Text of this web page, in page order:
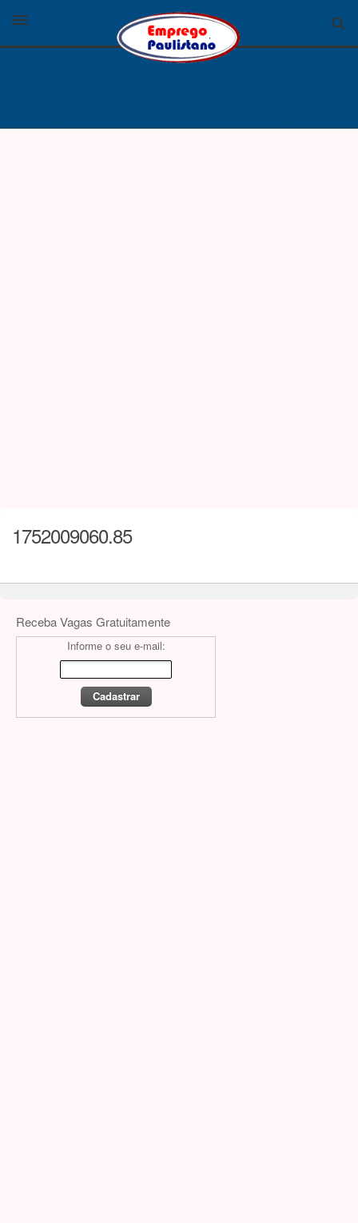
1752009060.85
Receba Vagas Gratuitamente
Informe o seu e-mail: